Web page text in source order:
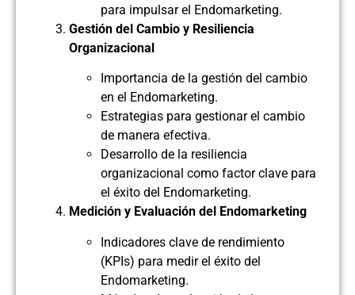
para impulsar el Endomarketing.
Gestión del Cambio y Resiliencia
Organizacional
Importancia de la gestión del cambio
en el Endomarketing.
Estrategias para gestionar el cambio
de manera efectiva.
Desarrollo de la resiliencia
organizacional como factor clave para
el éxito del Endomarketing.
Medición y Evaluación del Endomarketing
Indicadores clave de rendimiento
(KPIs) para medir el éxito del
Endomarketing.